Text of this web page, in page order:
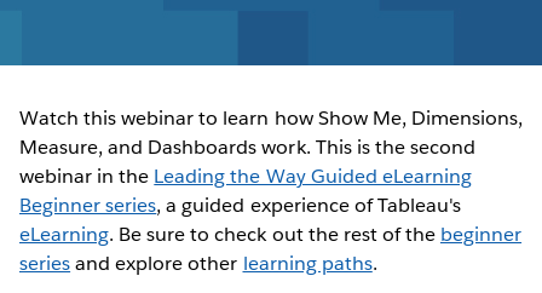
Watch this webinar to learn how Show Me, Dimensions,
Measure, and Dashboards work. This is the second
webinar in the Leading the Way Guided eLearning
Beginner series, a guided experience of Tableau's
eLearning. Be sure to check out the rest of the beginner
seriesand explore other learning paths.